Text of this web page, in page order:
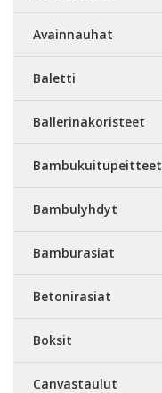
Avainnauhat
Baletti
Ballerinakoristeet
Bambukuitupeitteet
Bambulyhdyt
Bamburasiat
Betonirasiat
Boksit
Canvastaulut